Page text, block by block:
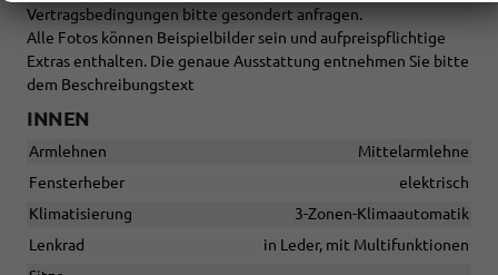
Vertragsbedingungen bitte gesondert anfragen.
Alle Fotos können Beispielbilder sein und aufpreispflichtige
Extras enthalten. Die genaue Ausstattung entnehmen Sie bitte
dem Beschreibungstext
INNEN
Armlehnen
Mittelarmlehne
Fensterheber
elektrisch
Klimatisierung
3-Zonen-Klimaautomatik
Lenkrad
in Leder, mit Multifunktionen